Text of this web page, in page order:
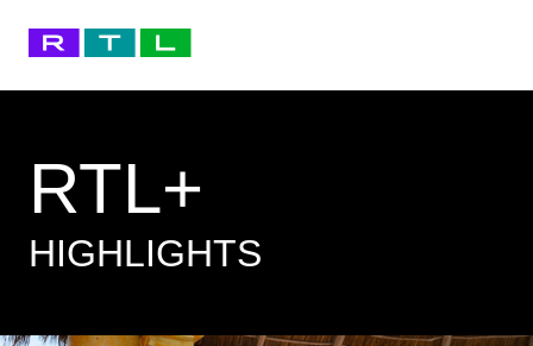
RTL+
HIGHLIGHTS